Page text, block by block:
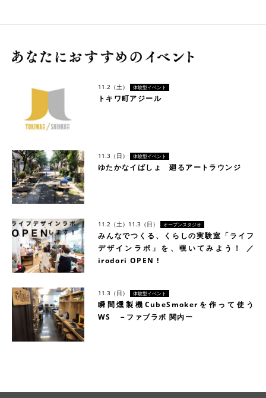
11.2（土） 体験型イベント
トキワ町アジール
11.3（日） 体験型イベント
ゆたかなイばしょ 廻るアートラウンジ
11.2（土） 11.3（日） オープンスタジオ
みんなでつくる、くらしの実験室「ライフ
デザインラボ」を、覗いてみよう！ ／
irodori OPEN !
11.3（日） 体験型イベント
瞬間燻製機CubeSmokerを作って使う
WS －ファブラボ 関内ー